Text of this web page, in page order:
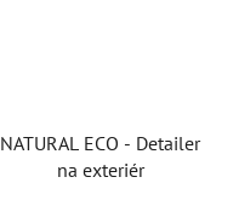
NATURAL ECO - Detailer
na exteriér